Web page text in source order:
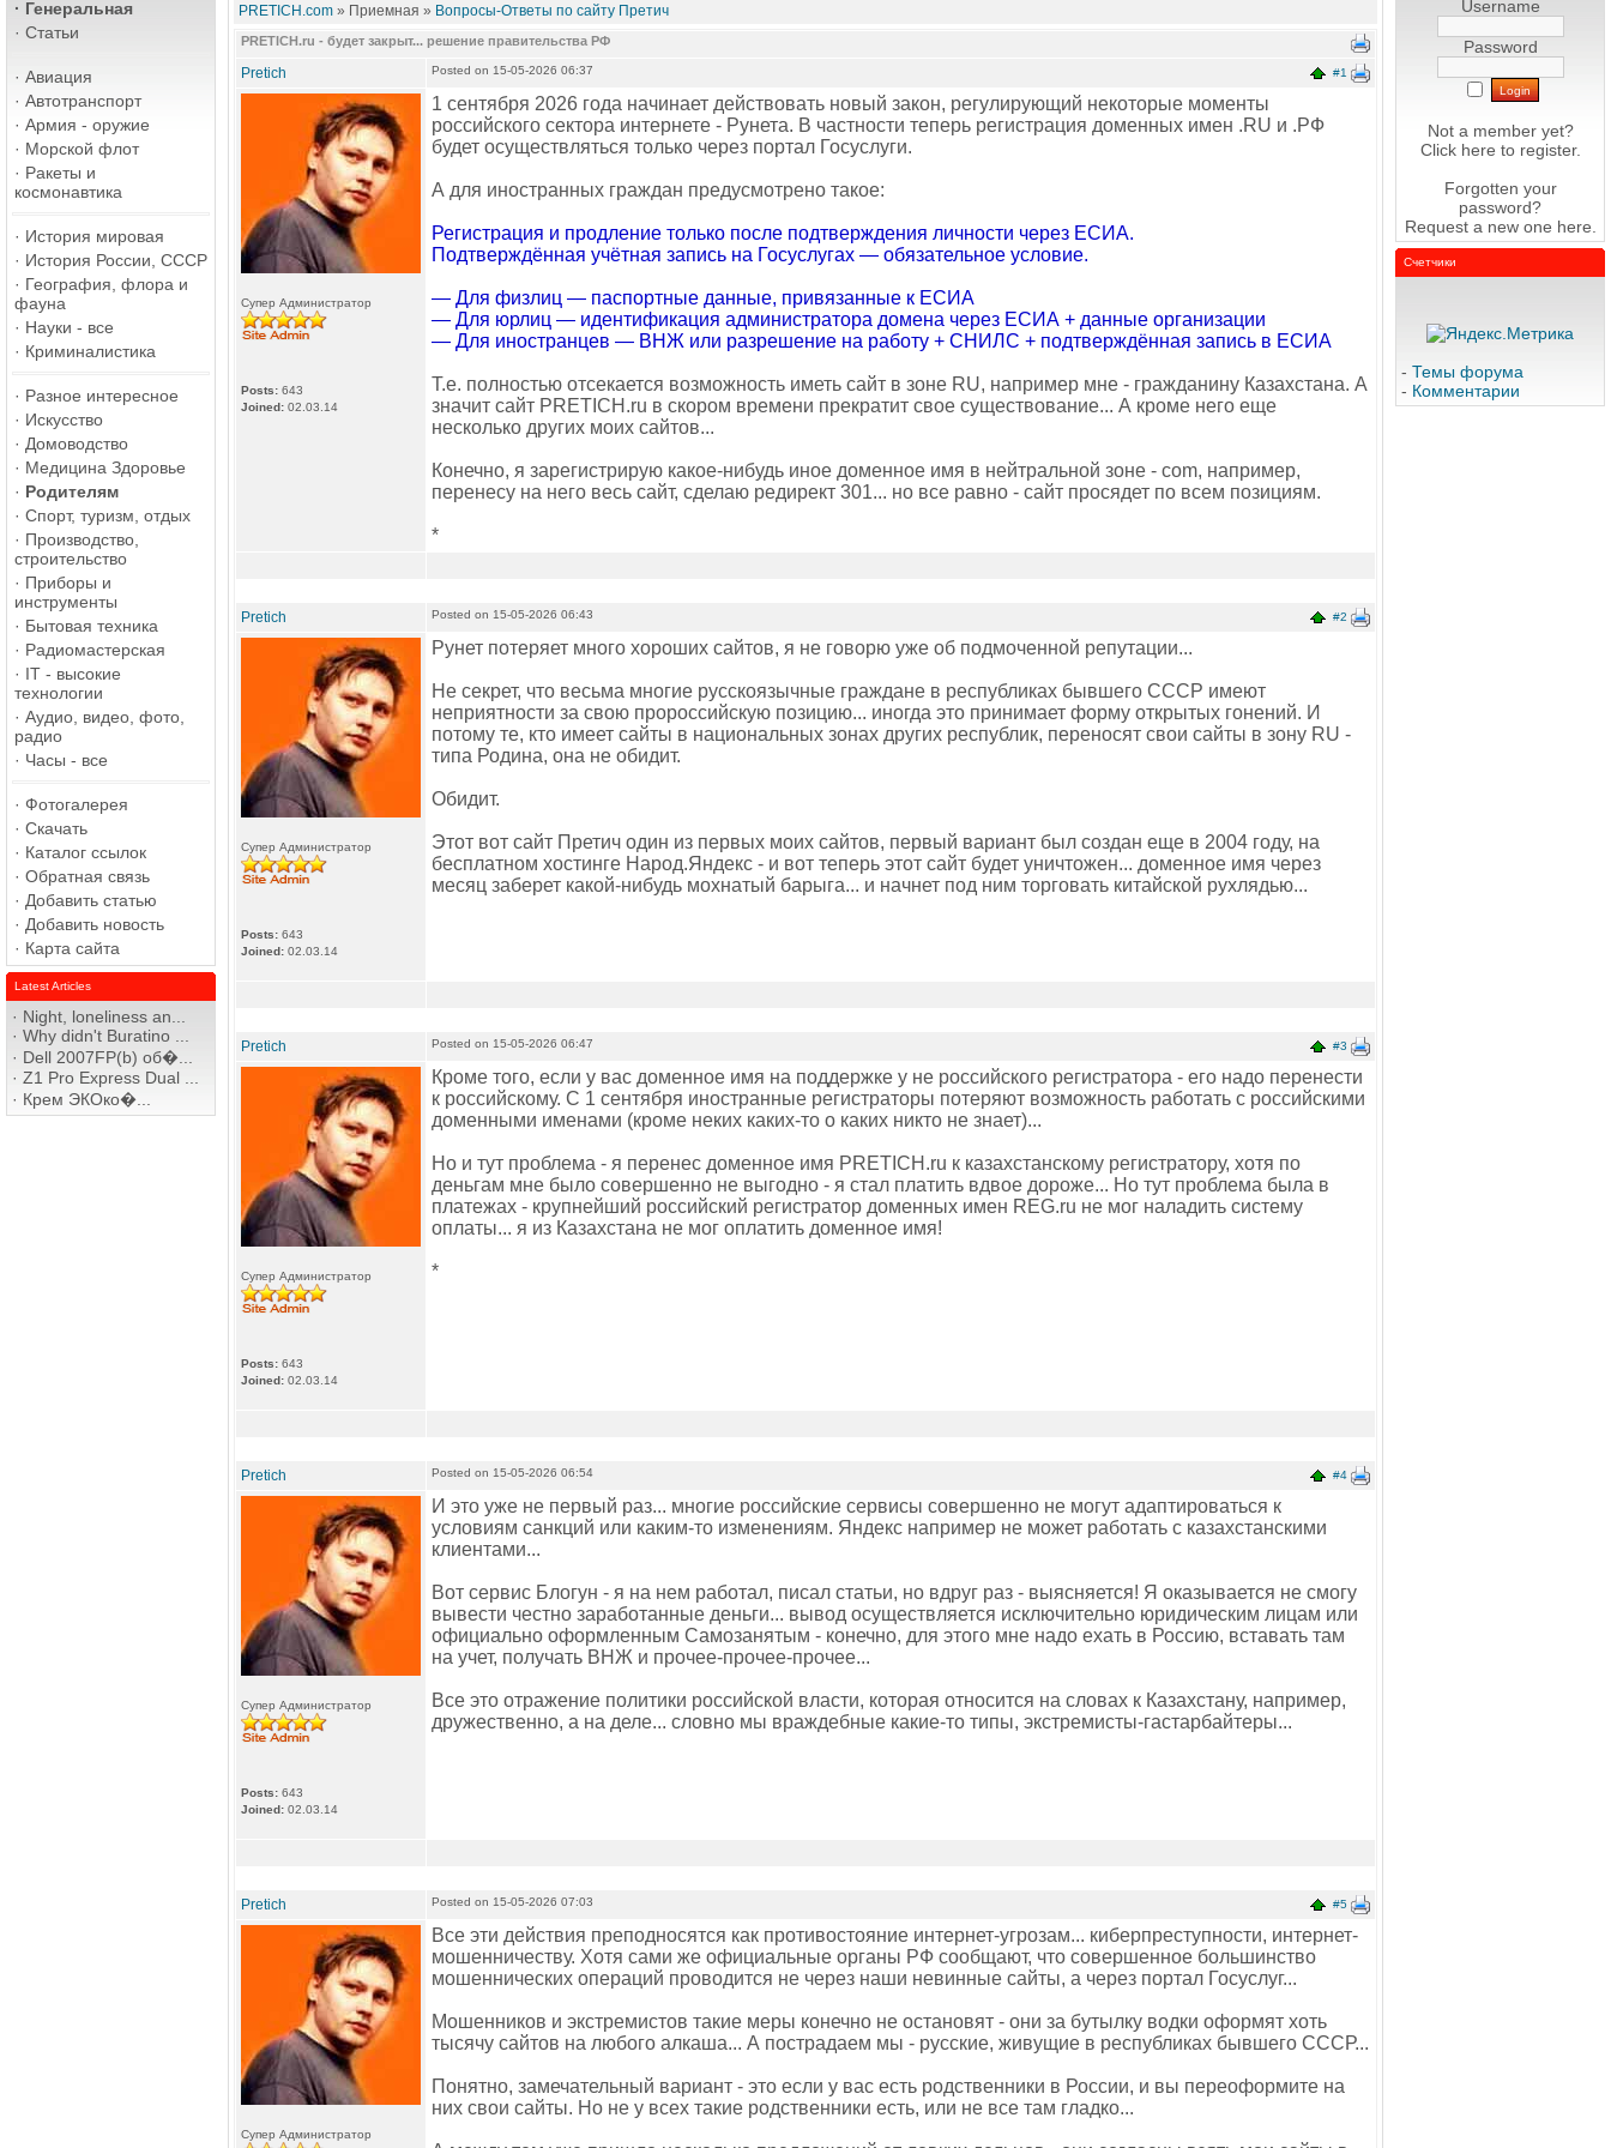
· Генеральная
· Статьи
· Авиация
· Автотранспорт
· Армия - оружие
· Морской флот
· Ракеты и
космонавтика
· История мировая
· История России, СССР
· География, флора и
фауна
· Науки - все
· Криминалистика
· Разное интересное
· Искусство
· Домоводство
· Медицина Здоровье
· Родителям
· Спорт, туризм, отдых
· Производство,
строительство
· Приборы и
инструменты
· Бытовая техника
· Радиомастерская
· IT - высокие
технологии
· Аудио, видео, фото,
радио
· Часы - все
· Фотогалерея
· Скачать
· Каталог ссылок
· Обратная связь
· Добавить статью
· Добавить новость
· Карта сайта
Latest Articles
· Night, loneliness an...
· Why didn't Buratino ...
· Dell 2007FP(b) об�...
· Z1 Pro Express Dual ...
· Крем ЭКОко�...
PRETICH.com » Приемная » Вопросы-Ответы по сайту Претич
PRETICH.ru - будет закрыт... решение правительства РФ
Pretich #1
Posted on 15-05-2026 06:37
Супер Администратор
Posts: 643
Joined: 02.03.14
1 сентября 2026 года начинает действовать новый закон, регулирующий некоторые моменты
российского сектора интернете - Рунета. В частности теперь регистрация доменных имен .RU и .РФ
будет осуществляться только через портал Госуслуги.
А для иностранных граждан предусмотрено такое:
Регистрация и продление только после подтверждения личности через ЕСИА.
Подтверждённая учётная запись на Госуслугах — обязательное условие.
— Для физлиц — паспортные данные, привязанные к ЕСИА
— Для юрлиц — идентификация администратора домена через ЕСИА + данные организации
— Для иностранцев — ВНЖ или разрешение на работу + СНИЛС + подтверждённая запись в ЕСИА
Т.е. полностью отсекается возможность иметь сайт в зоне RU, например мне - гражданину Казахстана. А
значит сайт PRETICH.ru в скором времени прекратит свое существование... А кроме него еще
несколько других моих сайтов...
Конечно, я зарегистрирую какое-нибудь иное доменное имя в нейтральной зоне - com, например,
перенесу на него весь сайт, сделаю редирект 301... но все равно - сайт просядет по всем позициям.
*
Pretich #2
Posted on 15-05-2026 06:43
Супер Администратор
Posts: 643
Joined: 02.03.14
Рунет потеряет много хороших сайтов, я не говорю уже об подмоченной репутации...
Не секрет, что весьма многие русскоязычные граждане в республиках бывшего СССР имеют
неприятности за свою пророссийскую позицию... иногда это принимает форму открытых гонений. И
потому те, кто имеет сайты в национальных зонах других республик, переносят свои сайты в зону RU -
типа Родина, она не обидит.
Обидит.
Этот вот сайт Претич один из первых моих сайтов, первый вариант был создан еще в 2004 году, на
бесплатном хостинге Народ.Яндекс - и вот теперь этот сайт будет уничтожен... доменное имя через
месяц заберет какой-нибудь мохнатый барыга... и начнет под ним торговать китайской рухлядью...
Pretich #3
Posted on 15-05-2026 06:47
Супер Администратор
Posts: 643
Joined: 02.03.14
Кроме того, если у вас доменное имя на поддержке у не российского регистратора - его надо перенести
к российскому. С 1 сентября иностранные регистраторы потеряют возможность работать с российскими
доменными именами (кроме неких каких-то о каких никто не знает)...
Но и тут проблема - я перенес доменное имя PRETICH.ru к казахстанскому регистратору, хотя по
деньгам мне было совершенно не выгодно - я стал платить вдвое дороже... Но тут проблема была в
платежах - крупнейший российский регистратор доменных имен REG.ru не мог наладить систему
оплаты... я из Казахстана не мог оплатить доменное имя!
*
Pretich #4
Posted on 15-05-2026 06:54
Супер Администратор
Posts: 643
Joined: 02.03.14
И это уже не первый раз... многие российские сервисы совершенно не могут адаптироваться к
условиям санкций или каким-то изменениям. Яндекс например не может работать с казахстанскими
клиентами...
Вот сервис Блогун - я на нем работал, писал статьи, но вдруг раз - выясняется! Я оказывается не смогу
вывести честно заработанные деньги... вывод осуществляется исключительно юридическим лицам или
официально оформленным Самозанятым - конечно, для этого мне надо ехать в Россию, вставать там
на учет, получать ВНЖ и прочее-прочее-прочее...
Все это отражение политики российской власти, которая относится на словах к Казахстану, например,
дружественно, а на деле... словно мы враждебные какие-то типы, экстремисты-гастарбайтеры...
Pretich #5
Posted on 15-05-2026 07:03
Супер Администратор
Все эти действия преподносятся как противостояние интернет-угрозам... киберпреступности, интернет-
мошенничеству. Хотя сами же официальные органы РФ сообщают, что совершенное большинство
мошеннических операций проводится не через наши невинные сайты, а через портал Госуслуг...
Мошенников и экстремистов такие меры конечно не остановят - они за бутылку водки оформят хоть
тысячу сайтов на любого алкаша... А пострадаем мы - русские, живущие в республиках бывшего СССР...
Понятно, замечательный вариант - это если у вас есть родственники в России, и вы переоформите на
них свои сайты. Но не у всех такие родственники есть, или не все там гладко...
Username
Password
Not a member yet?
Click here to register.
Forgotten your
password?
Request a new one here
Счетчики
- Темы форума
- Комментарии